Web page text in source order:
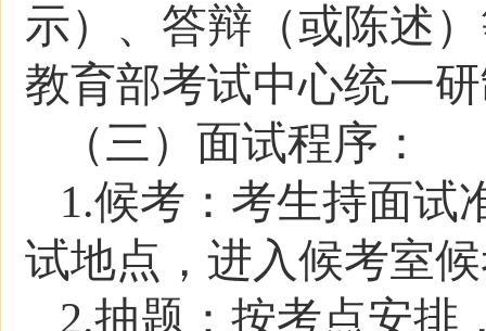
示）、答辩（或陈述
教育部考试中心统一
（三）面试程序：
1.候考：考生持面试
试地点，进入候考室
2.抽题：按考点安排